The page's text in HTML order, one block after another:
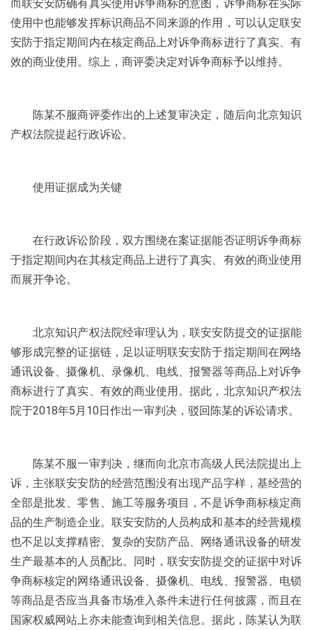
而联安安防确有真实使用诉争商标的意图，诉争商标在实际
使用中也能够发挥标识商品不同来源的作用，可以认定联安
安防于指定期间内在核定商品上对诉争商标进行了真实、有
效的商业使用。综上，商评委决定对诉争商标予以维持。
陈某不服商评委作出的上述复审决定，随后向北京知识
产权法院提起行政诉讼。
使用证据成为关键
在行政诉讼阶段，双方围绕在案证据能否证明诉争商标
于指定期间内在其核定商品上进行了真实、有效的商业使用
而展开争论。
北京知识产权法院经审理认为，联安安防提交的证据能
够形成完整的证据链，足以证明联安安防于指定期间在网络
通讯设备、摄像机、录像机、电线、报警器等商品上对诉争
商标进行了真实、有效的商业使用。据此，北京知识产权法
院于2018年5月10日作出一审判决，驳回陈某的诉讼请求。
陈某不服一审判决，继而向北京市高级人民法院提出上
诉，主张联安安防的经营范围没有出现产品字样，基经营的
全部是批发、零售、施工等服务项目，不是诉争商标核定商
品的生产制造企业。联安安防的人员构成和基本的经营规模
也不足以支撑精密、复杂的安防产品、网络通讯设备的研发
生产最基本的人员配比。同时，联安安防提交的证据中对诉
争商标核定的网络通讯设备、摄像机、电线、报警器、电锁
等商品是否应当具备市场准入条件未进行任何披露，而且在
国家权威网站上亦未能查询到相关信息。据此，陈某认为联